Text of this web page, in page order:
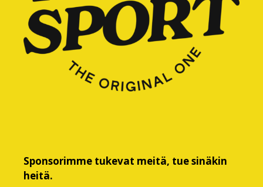
Sponsorimme tukevat meitä, tue sinäkin
heitä.